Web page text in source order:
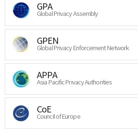
GPA
Global Privacy Assembly
GPEN
Global Privacy Enforcement Network
APPA
Asia Pacific Privacy Authorities
CoE
Council of Europe